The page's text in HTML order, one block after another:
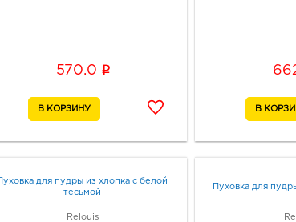
570.0 i
Пуховка для пудры из хлопка с белой
тесьмой
Relouis
Пуховка для